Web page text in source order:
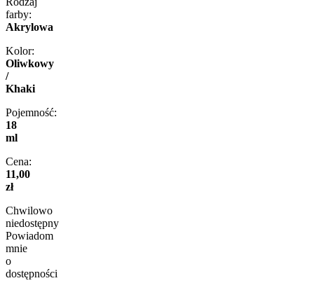
farby:
Akrylowa
Kolor:
Oliwkowy
/
Khaki
Pojemność:
18
ml
Cena:
11,00
zł
Chwilowo
niedostępny
Powiadom
mnie
o
dostępności